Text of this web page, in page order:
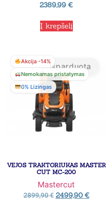
2389,99 €
Į krepšelį
Akcija -14%
Nemokamas pristatymas
0% Lizingas
Išparduota
VEJOS TRAKTORIUKAS MASTER
CUT MC-200
Mastercut
2899,90€ 2499,90€